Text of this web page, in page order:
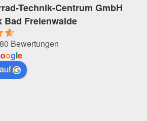
Technik-Centrum GmbH
Bad Freienwalde
Bewertungen
oogle